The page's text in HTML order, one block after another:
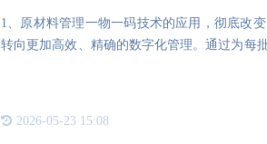
1、原材料管理一物一码技术的应用，彻底改
转向更加高效、精确的数字化管理。通过为每
2026-05-23 15:08